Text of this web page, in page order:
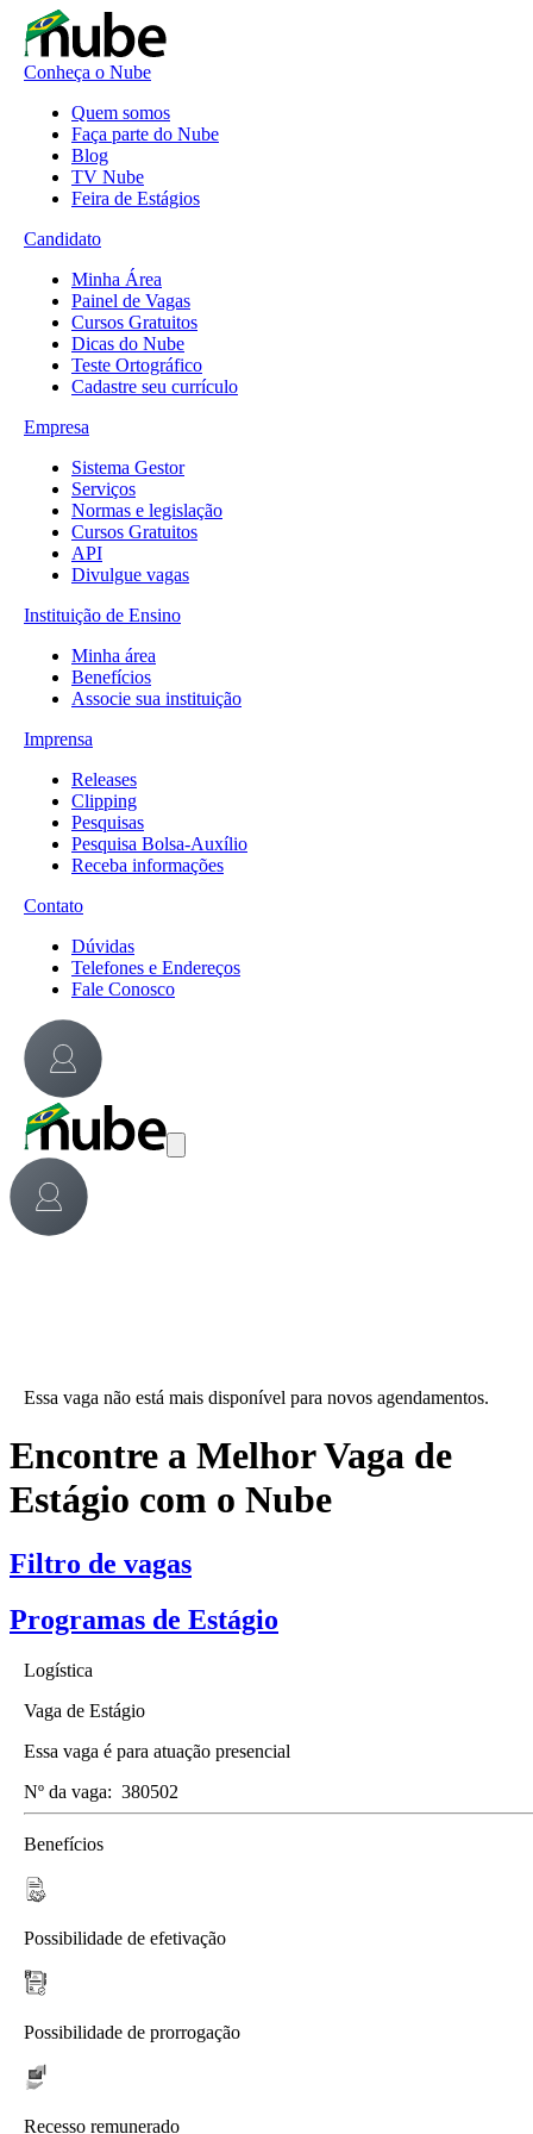
Conheça o Nube
Quem somos
Faça parte do Nube
Blog
TV Nube
Feira de Estágios
Candidato
Minha Área
Painel de Vagas
Cursos Gratuitos
Dicas do Nube
Teste Ortográfico
Cadastre seu currículo
Empresa
Sistema Gestor
Serviços
Normas e legislação
Cursos Gratuitos
API
Divulgue vagas
Instituição de Ensino
Minha área
Benefícios
Associe sua instituição
Imprensa
Releases
Clipping
Pesquisas
Pesquisa Bolsa-Auxílio
Receba informações
Contato
Dúvidas
Telefones e Endereços
Fale Conosco
Essa vaga não está mais disponível para novos agendamentos.
Encontre a Melhor Vaga de
Estágio com o Nube
Filtro de vagas
Programas de Estágio
Logística
Vaga de Estágio
Essa vaga é para atuação presencial
Nº da vaga: 380502
Benefícios
Possibilidade de efetivação
Possibilidade de prorrogação
Recesso remunerado